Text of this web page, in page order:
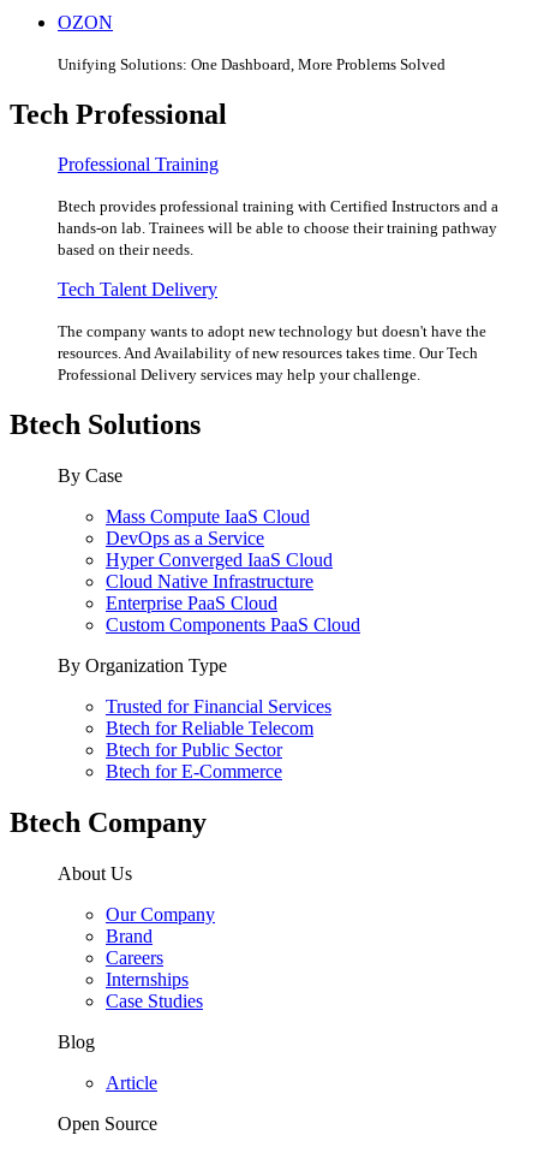
OZON
Unifying Solutions: One Dashboard, More Problems Solved
Tech Professional
Professional Training
Btech provides professional training with Certified Instructors and a
hands-on lab. Trainees will be able to choose their training pathway
based on their needs.
Tech Talent Delivery
The company wants to adopt new technology but doesn't have the
resources. And Availability of new resources takes time. Our Tech
Professional Delivery services may help your challenge.
Btech Solutions
By Case
Mass Compute IaaS Cloud
DevOps as a Service
Hyper Converged IaaS Cloud
Cloud Native Infrastructure
Enterprise PaaS Cloud
Custom Components PaaS Cloud
By Organization Type
Trusted for Financial Services
Btech for Reliable Telecom
Btech for Public Sector
Btech for E-Commerce
Btech Company
About Us
Our Company
Brand
Careers
Internships
Case Studies
Blog
Article
Open Source